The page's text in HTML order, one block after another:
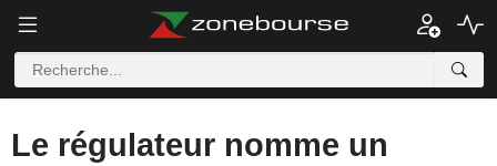
Le régulateur nomme un